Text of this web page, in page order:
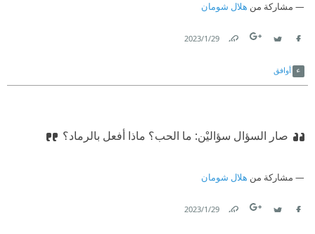
مشاركة من هلال شومان
29‏/1‏/2023
أوافق
صار السؤال سؤاليْن: ما الحب؟ ماذا أفعل بالرماد؟
مشاركة من هلال شومان
29‏/1‏/2023